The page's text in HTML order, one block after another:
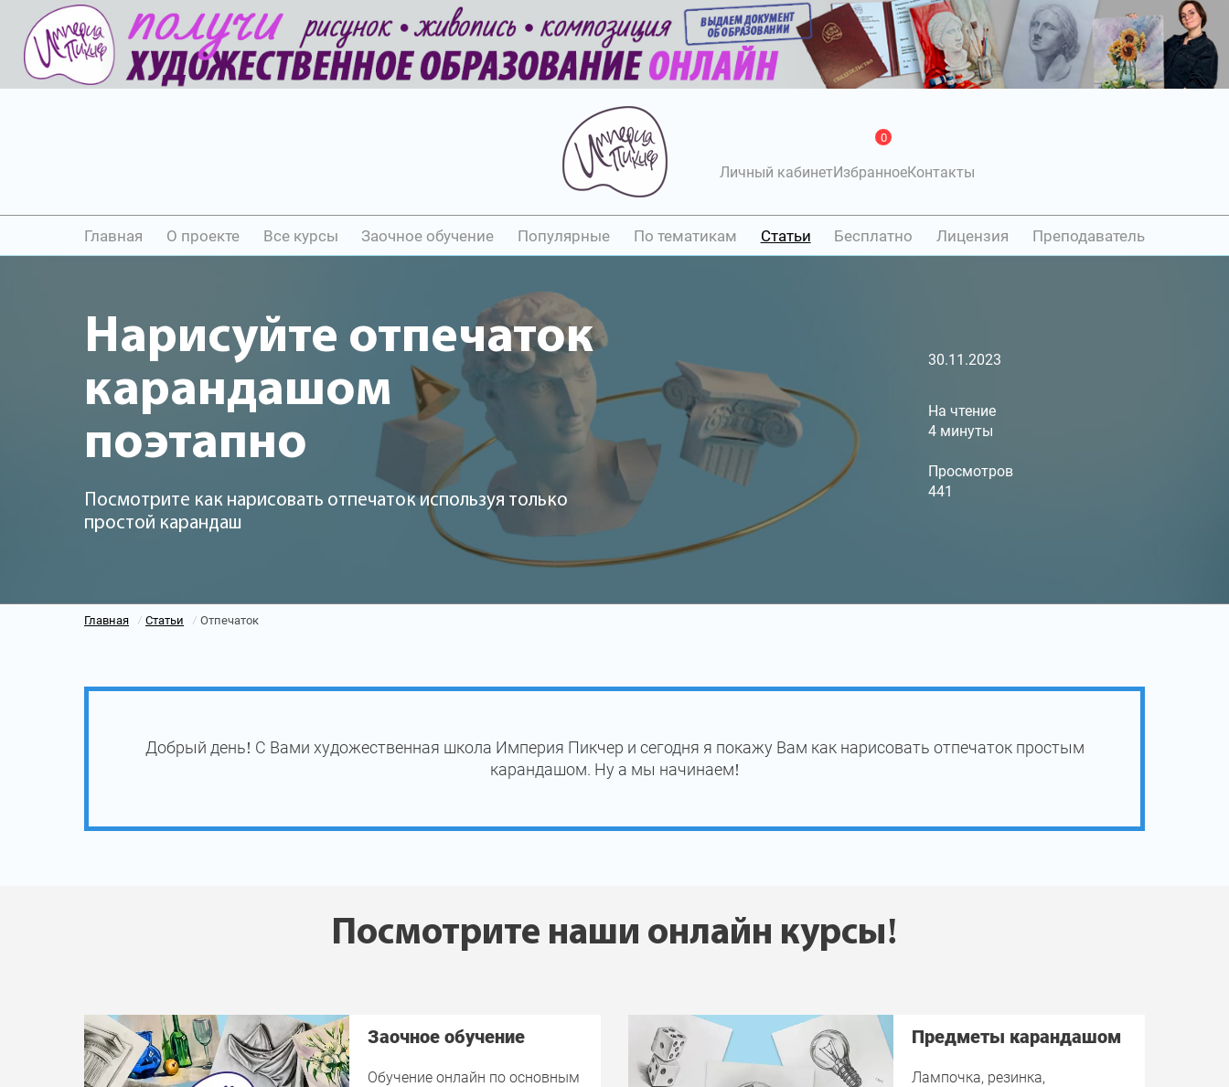
Личный кабинетИзбранное
0
Контакты
Главная О проекте Все курсы Заочное обучение Популярные По тематикам Статьи Бесплатно Лицензия Преподаватель
Нарисуйте отпечаток
карандашом
поэтапно
Посмотрите как нарисовать отпечаток используя только
простой карандаш
30.11.2023
На чтение
4 минуты
Просмотров
441
Главная / Статьи / Отпечаток
Добрый день! С Вами художественная школа Империя Пикчер и сегодня я покажу Вам как нарисовать отпечаток простым
карандашом. Ну а мы начинаем!
Посмотрите наши онлайн курсы!
Заочное обучение
Обучение онлайн по основным
Предметы карандашом
Лампочка, резинка,